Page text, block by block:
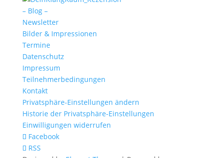
– Blog –
Newsletter
Bilder & Impressionen
Termine
Datenschutz
Impressum
Teilnehmerbedingungen
Kontakt
Privatsphäre-Einstellungen ändern
Historie der Privatsphäre-Einstellungen
Einwilligungen widerrufen
Facebook
RSS